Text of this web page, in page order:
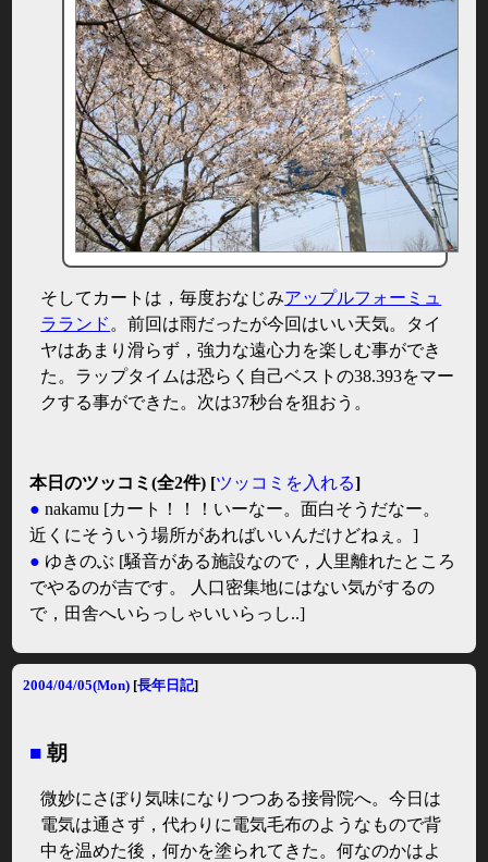
そしてカートは，毎度おなじみアップルフォーミュ
ラランド 。前回は雨だったが今回はいい天気。タイ
ヤはあまり滑らず，強力な遠心力を楽しむ事ができ
た。ラップタイムは恐らく自己ベストの38.393をマー
クする事ができた。次は37秒台を狙おう。
本日のツッコミ(全2件) [ツッコミを入れる]
● nakamu [カート！！！いーなー。面白そうだなー。
近くにそういう場所があればいいんだけどねぇ。]
● ゆきのぶ [騒音がある施設なので，人里離れたところ
でやるのが吉です。 人口密集地にはない気がするの
で，田舎へいらっしゃいいらっし..]
2004/04/05(Mon) [長年日記]
■ 朝
微妙にさぼり気味になりつつある接骨院へ。今日は
電気は通さず，代わりに電気毛布のようなもので背
中を温めた後，何かを塗られてきた。何なのかはよ